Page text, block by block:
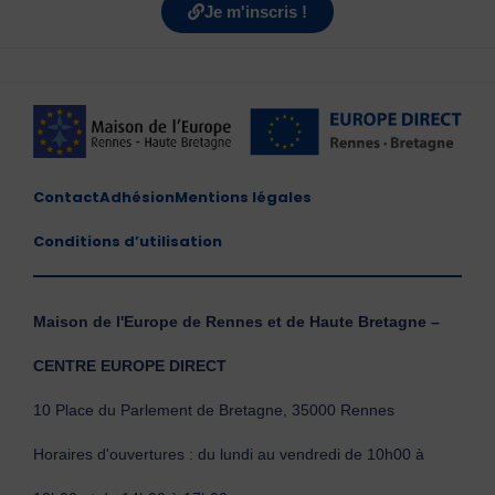
Je m'inscris !
ContactAdhésionMentions légales
Conditions d’utilisation
Maison de l'Europe de Rennes et de Haute Bretagne –
CENTRE EUROPE DIRECT
10 Place du Parlement de Bretagne, 35000 Rennes
Horaires d'ouvertures : du lundi au vendredi de 10h00 à